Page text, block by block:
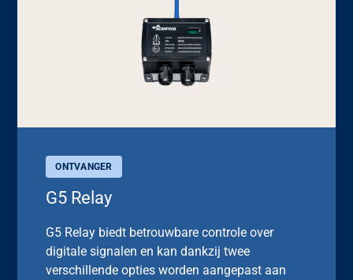
ONTVANGER
G5 Relay
G5 Relay biedt betrouwbare controle over
digitale signalen en kan dankzij twee
verschillende opties worden aangepast aan